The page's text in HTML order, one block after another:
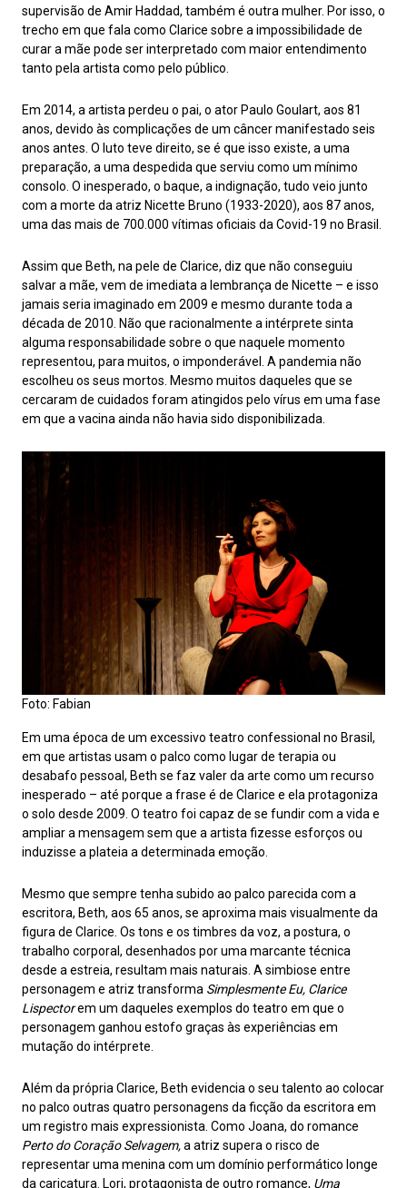
supervisão de Amir Haddad, também é outra mulher. Por isso, o
trecho em que fala como Clarice sobre a impossibilidade de
curar a mãe pode ser interpretado com maior entendimento
tanto pela artista como pelo público.
Em 2014, a artista perdeu o pai, o ator Paulo Goulart, aos 81
anos, devido às complicações de um câncer manifestado seis
anos antes. O luto teve direito, se é que isso existe, a uma
preparação, a uma despedida que serviu como um mínimo
consolo. O inesperado, o baque, a indignação, tudo veio junto
com a morte da atriz Nicette Bruno (1933-2020), aos 87 anos,
uma das mais de 700.000 vítimas oficiais da Covid-19 no Brasil.
Assim que Beth, na pele de Clarice, diz que não conseguiu
salvar a mãe, vem de imediata a lembrança de Nicette – e isso
jamais seria imaginado em 2009 e mesmo durante toda a
década de 2010. Não que racionalmente a intérprete sinta
alguma responsabilidade sobre o que naquele momento
representou, para muitos, o imponderável. A pandemia não
escolheu os seus mortos. Mesmo muitos daqueles que se
cercaram de cuidados foram atingidos pelo vírus em uma fase
em que a vacina ainda não havia sido disponibilizada.
Foto: Fabian
Em uma época de um excessivo teatro confessional no Brasil,
em que artistas usam o palco como lugar de terapia ou
desabafo pessoal, Beth se faz valer da arte como um recurso
inesperado – até porque a frase é de Clarice e ela protagoniza
o solo desde 2009. O teatro foi capaz de se fundir com a vida e
ampliar a mensagem sem que a artista fizesse esforços ou
induzisse a plateia a determinada emoção.
Mesmo que sempre tenha subido ao palco parecida com a
escritora, Beth, aos 65 anos, se aproxima mais visualmente da
figura de Clarice. Os tons e os timbres da voz, a postura, o
trabalho corporal, desenhados por uma marcante técnica
desde a estreia, resultam mais naturais. A simbiose entre
personagem e atriz transforma Simplesmente Eu, Clarice
Lispectorem um daqueles exemplos do teatro em que o
personagem ganhou estofo graças às experiências em
mutação do intérprete.
Além da própria Clarice, Beth evidencia o seu talento ao colocar
no palco outras quatro personagens da ficção da escritora em
um registro mais expressionista. Como Joana, do romance
Perto do Coração Selvagem,a atriz supera o risco de
representar uma menina com um domínio performático longe
da caricatura. Lori, protagonista de outro romance, Uma